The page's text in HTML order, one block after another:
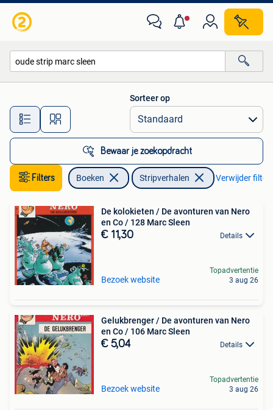
Alle afstanden…
Sorteer op
Bewaar je zoekopdracht
Filters Boeken Stripverhalen Verwijder
De kolokieten / De avonturen van Nero
en Co / 128 Marc Sleen
€ 11,30 Details
Bezoek website
Topadvertentie
3 aug 26
Gelukbrenger / De avonturen van Nero
en Co / 106 Marc Sleen
€ 5,04 Details
Bezoek website
Topadvertentie
3 aug 26